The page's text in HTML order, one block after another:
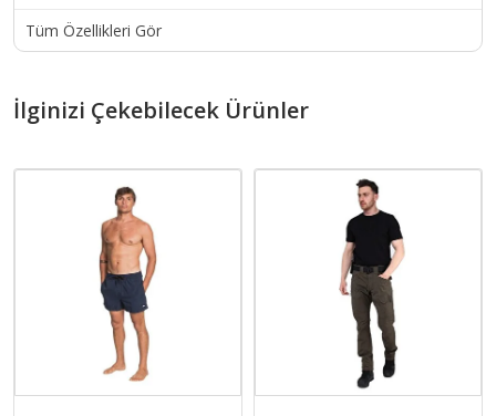
Tüm Özellikleri Gör
İlginizi Çekebilecek Ürünler